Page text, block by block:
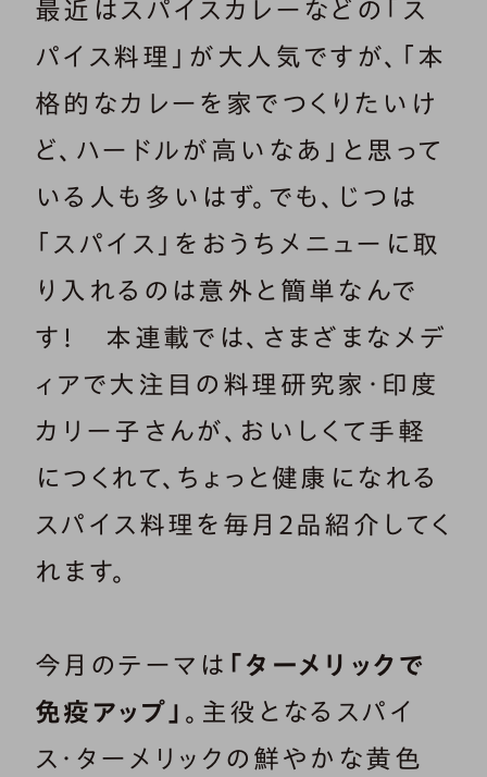
最近はスパイスカレーなどの「ス
パイス料理」が大人気ですが、「本
格的なカレーを家でつくりたいけ
ど、ハードルが高いなあ」と思って
いる人も多いはず。でも、じつは
「スパイス」をおうちメニューに取
り入れるのは意外と簡単なんで
す！ 本連載では、さまざまなメデ
ィアで大注目の料理研究家・印度
カリー子さんが、おいしくて手軽
につくれて、ちょっと健康になれる
スパイス料理を毎月2品紹介してく
れます。
今月のテーマは 「ターメリックで
免疫アップ」 。主役となるスパイ
ス・ターメリックの鮮やかな黄色